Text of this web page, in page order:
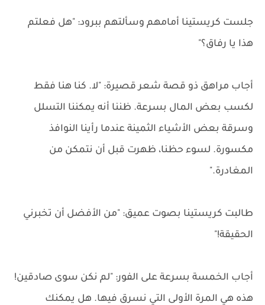
جلست كريستينا أمامهم وسألتهم ببرود: "هل فعلتم
هذا يا رفاق؟"
أجاب مراهق ذو قصة شعر قصيرة: "لا. كنا هنا فقط
لكسب بعض المال بسرعة. ظننا أنه يمكننا التسلل
وسرقة بعض الأشياء الثمينة عندما رأينا النوافذ
مكسورة. لسوء حظنا، ظهرت قبل أن نتمكن من
المغادرة."
طالبت كريستينا بصوت عميق: "من الأفضل أن تخبرني
الحقيقة!"
أجاب الخمسة بسرعة على الفور: "لم نكن سوى صادقين!
هذه هي المرة الأولى التي نسرق فيها. هل يمكنك